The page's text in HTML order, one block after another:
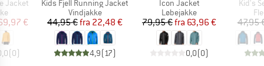
Jacket
pris
€
(0)
Kids Fjell Running Jacket
Produktgruppe
Vindjakke
Pris
44,95 € Nedsat pris
fra 22,48 €
4,9(17)
Icon Jacket
Produktgruppe
Løbejakke
Pris
79,95 € Nedsat pris
fra 63,96 €
0,0(0)
Kid's
47,95